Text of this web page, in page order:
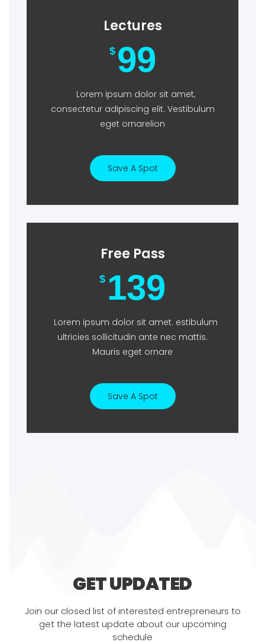
Lectures
$ 99
Lorem ipsum dolor sit amet,
consectetur adipiscing elit. Vestibulum
eget ornarelion
Save A Spot
Free Pass
$ 139
Lorem ipsum dolor sit amet. estibulum
ultricies sollicitudin ante nec mattis.
Mauris eget ornare
Save A Spot
GET UPDATED
Join our closed list of interested entrepreneurs to
get the latest update about our upcoming
schedule